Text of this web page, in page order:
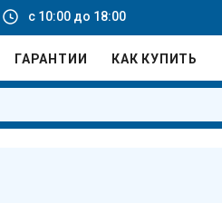
с 10:00 до 18:00
ГАРАНТИИ КАК КУПИТЬ